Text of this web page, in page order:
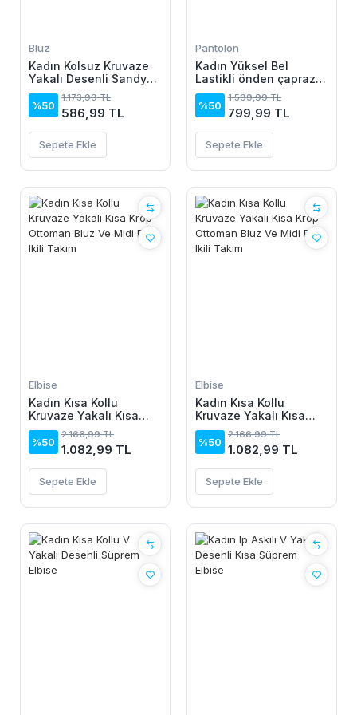
Bluz
Kadın Kolsuz Kruvaze
Yakalı Desenli Sandy
Bluz
%50
1.173,99 TL
586,99 TL
Sepete Ekle
Pantolon
Kadın Yüksel Bel
Lastikli önden çapraz
Detaylı Sandy Pantolon
%50
1.599,99 TL
799,99 TL
Sepete Ekle
Elbise
Kadın Kısa Kollu
Kruvaze Yakalı Kısa
Krop Ottoman Bluz Ve
Midi Etek Ikili Takım
%50
2.166,99 TL
1.082,99 TL
Sepete Ekle
Elbise
Kadın Kısa Kollu
Kruvaze Yakalı Kısa
Krop Ottoman Bluz Ve
Midi Etek Ikili Takım
%50
2.166,99 TL
1.082,99 TL
Sepete Ekle